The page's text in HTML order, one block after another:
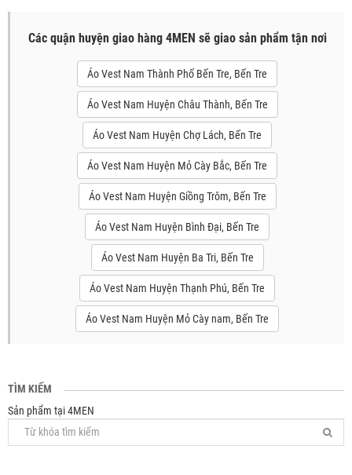
Các quận huyện giao hàng 4MEN sẽ giao sản phẩm tận nơi
Áo Vest Nam Thành Phố Bến Tre, Bến Tre
Áo Vest Nam Huyện Châu Thành, Bến Tre
Áo Vest Nam Huyện Chợ Lách, Bến Tre
Áo Vest Nam Huyện Mỏ Cày Bắc, Bến Tre
Áo Vest Nam Huyện Giồng Trôm, Bến Tre
Áo Vest Nam Huyện Bình Đại, Bến Tre
Áo Vest Nam Huyện Ba Tri, Bến Tre
Áo Vest Nam Huyện Thạnh Phú, Bến Tre
Áo Vest Nam Huyện Mỏ Cày nam, Bến Tre
TÌM KIẾM
Sản phẩm tại 4MEN